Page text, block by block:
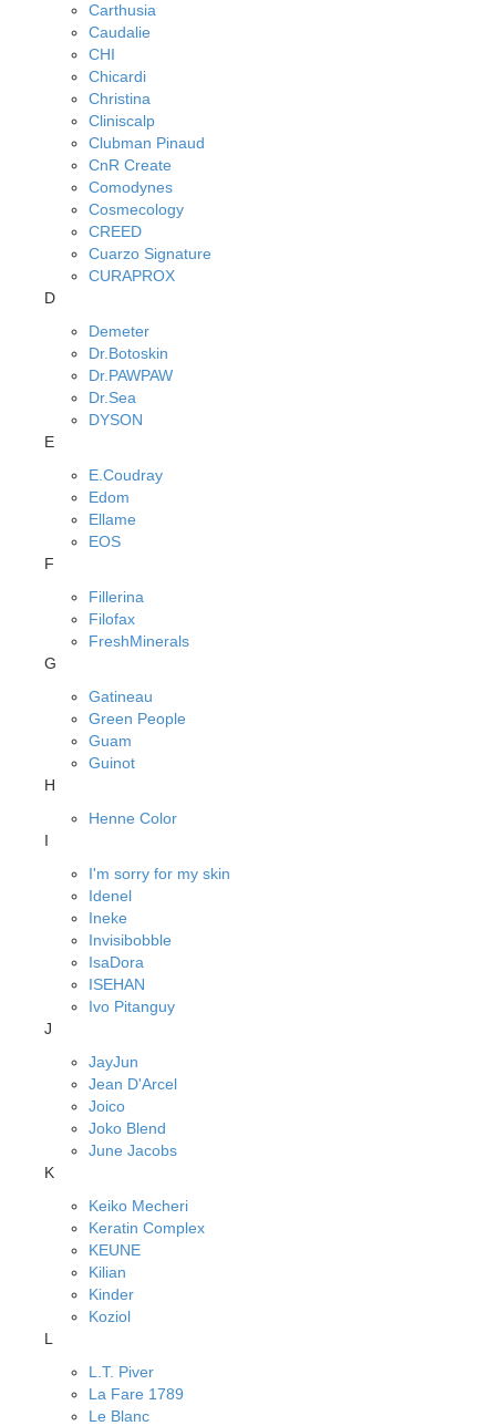
Carthusia
Caudalie
CHI
Chicardi
Christina
Cliniscalp
Clubman Pinaud
CnR Create
Comodynes
Cosmecology
CREED
Cuarzo Signature
CURAPROX
D
Demeter
Dr.Botoskin
Dr.PAWPAW
Dr.Sea
DYSON
E
E.Coudray
Edom
Ellame
EOS
F
Fillerina
Filofax
FreshMinerals
G
Gatineau
Green People
Guam
Guinot
H
Henne Color
I
I'm sorry for my skin
Idenel
Ineke
Invisibobble
IsaDora
ISEHAN
Ivo Pitanguy
J
JayJun
Jean D'Arcel
Joico
Joko Blend
June Jacobs
K
Keiko Mecheri
Keratin Complex
KEUNE
Kilian
Kinder
Koziol
L
L.T. Piver
La Fare 1789
Le Blanc